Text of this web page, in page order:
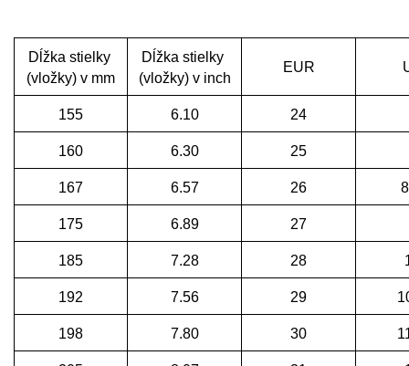
Dĺžka stielky
(vložky) v mm
Dĺžka stielky
(vložky) v inch
EUR
155 6.10 24
160 6.30 25
167 6.57 26
175 6.89 27
185 7.28 28
192 7.56 29
198 7.80 30